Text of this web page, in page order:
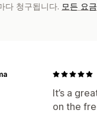
다 청구됩니다. 모든 요
It’s a
on the